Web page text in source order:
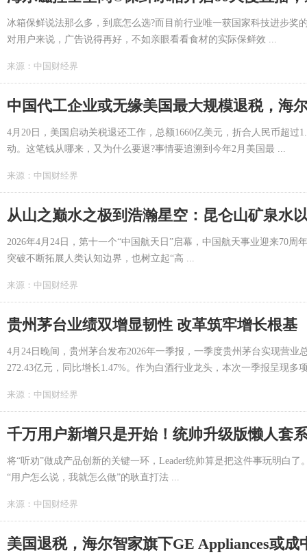
冰箱保鲜说法那么多，到底怎么选?而目前行业唯一获国家科技进步奖
对用户来说，广告说得再好，不如亲眼看看食材的实际保鲜效 ...
来源： 中国财经界
中国代工企业或无缘美国最大规模退税，海
4月20日，美国启动关税退还工作，总额1660亿美元，折合人民币超
动。这笔钱从哪来，又为什么要退?事情要追溯到今年2月美国最 ...
来源： 中国财经界
从山之巅水之极到浩瀚星空：昆仑山矿泉水
2026年4月24日，第十一个“中国航天日”启幕，中国航天事业迎来70
突破不断拓展人类认知边界，也树立起“高 ...
来源： 中国财经界
贵州茅台业绩双增显韧性 改革筑牢增长根基
4月24日晚间，贵州茅台发布2026年一季报，一季度贵州茅台实现营业
272.43亿元，同比增长1.47%。作为白酒行业龙头，本次一季报呈现多
来源： 中国财经界
千万用户新增只是开始！统帅升级版懒人套
将“听劝”做成产品创新的关键一环，Leader统帅算是把这件事玩明白
“用户怎么说，我就怎么做”的耿直打法 ...
来源： 中国财经界
美国退税，海尔智家旗下GE Appliances或成